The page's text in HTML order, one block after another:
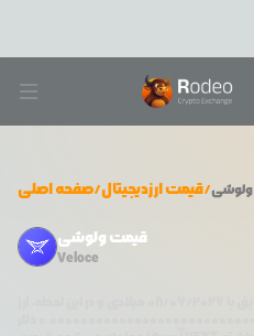
صفحه اصلی/قیمت ارزدیجیتال/ولوشی
قیمت ولوشی
Veloce